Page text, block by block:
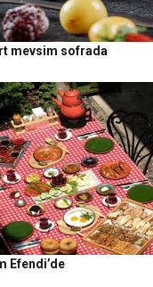
mevsim sofrada
Efendi’de